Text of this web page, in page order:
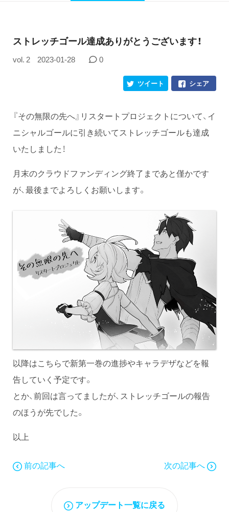
ストレッチゴール達成ありがとうございます！
vol. 2 2023-01-28 0
シェア
ツイート
『その無限の先へ』リスタートプロジェクトについて、イ
ニシャルゴールに引き続いてストレッチゴールも達成
いたしました！
月末のクラウドファンディング終了まであと僅かです
が、最後までよろしくお願いします。
以降はこちらで新第一巻の進捗やキャラデザなどを報
告していく予定です。
とか、前回は言ってましたが、ストレッチゴールの報告
のほうが先でした。
以上
前の記事へ 次の記事へ
アップデート一覧に戻る